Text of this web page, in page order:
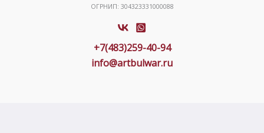
ОГРНИП: 304323331000088
+7(483)259-40-94
info@artbulwar.ru